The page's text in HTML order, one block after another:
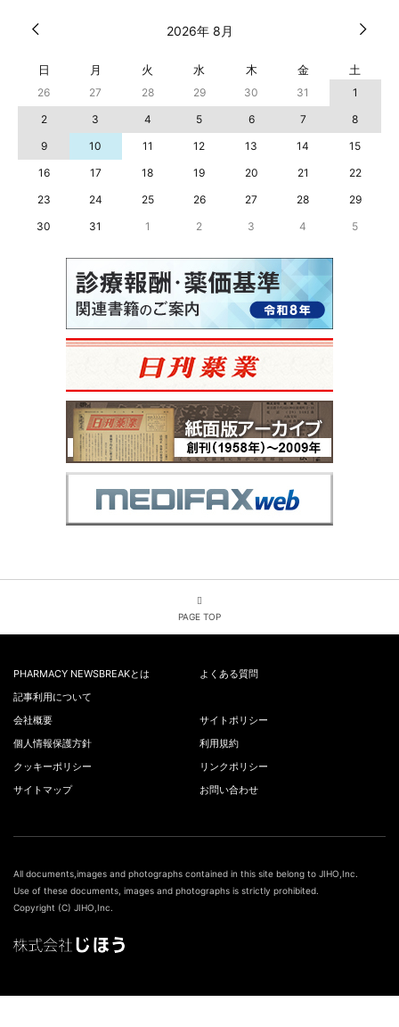
2026年 8月
日 月 火 水 木 金 土
26 27 28 29 30 31
1
2
3 4 5 6 7
8
9
10 11 12 13 14
15
16
17 18 19 20 21
22
23
24 25 26 27 28
29
30
31 1 2 3 4 5
PAGE TOP
PHARMACY NEWSBREAKとは
よくある質問
記事利用について
会社概要
サイトポリシー
個人情報保護方針
利用規約
クッキーポリシー
リンクポリシー
サイトマップ
お問い合わせ
All documents,images and photographs contained in this site belong to JIHO,Inc.
Use of these documents, images and photographs is strictly prohibited.
Copyright (C) JIHO,Inc.